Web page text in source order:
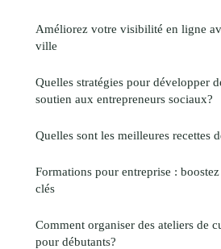
Améliorez votre visibilité en ligne
ville
Quelles stratégies pour développer
soutien aux entrepreneurs sociaux?
Quelles sont les meilleures recettes
Formations pour entreprise :
clés
Comment organiser des ateliers de
pour débutants?